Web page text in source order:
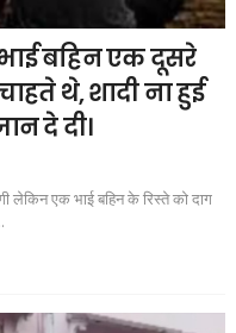
बहिन एक दूसरे
थे, शादी ना हुई
दे दी।
लेकिन एक भाई बहिन के रिस्ते को दाग